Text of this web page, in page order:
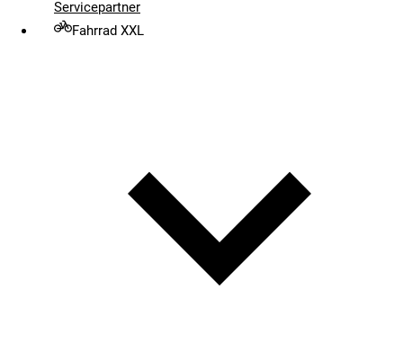
Servicepartner
Fahrrad XXL